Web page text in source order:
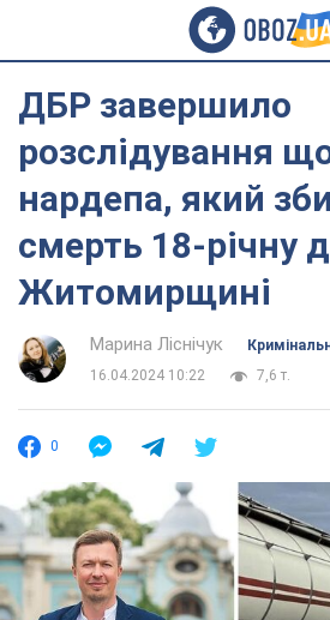
ДБР завершило
розслідування
нардепа, який
смерть 18-річну
Житомирщині
Марина Ліснічук
16.04.2024 10:22
7,6 т.
0